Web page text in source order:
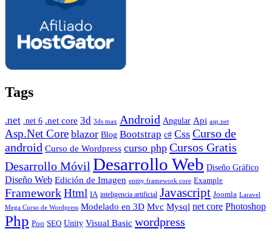
Tags
.net .net 6 .net core 3d 3ds max Android Angular Api asp.net
Asp.Net Core blazor Blog Bootstrap c# Css Curso de
android Curso de Wordpress curso php Cursos Gratis
Desarrollo Móvil Desarrollo Web Diseño Gráfico
Diseño Web Edición de Imagen entity framework core Example
FrameworkHtml IA inteligencia artificial Javascript Joomla Laravel
Mega Curso de Wordpress Modelado en 3D Mvc Mysql net core Photoshop
Php Poo SEO Unity Visual Basic wordpress